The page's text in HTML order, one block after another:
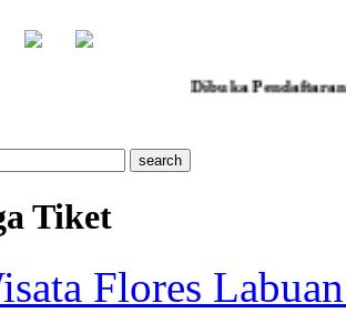
Dibuka Pendaftaran ziarah
Tiket
Flores